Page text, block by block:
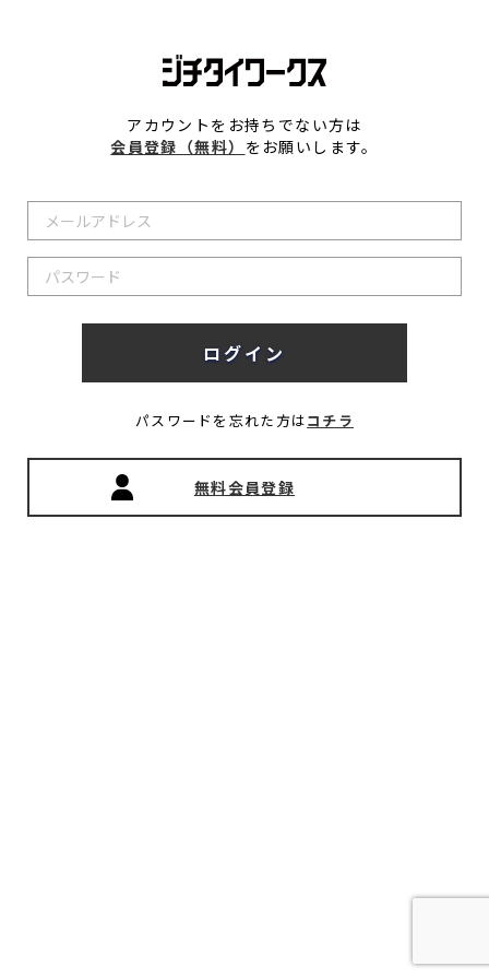
アカウントをお持ちでない方は
会員登録（無料） をお願いします。
パスワードを忘れた方はコチラ
無料会員登録